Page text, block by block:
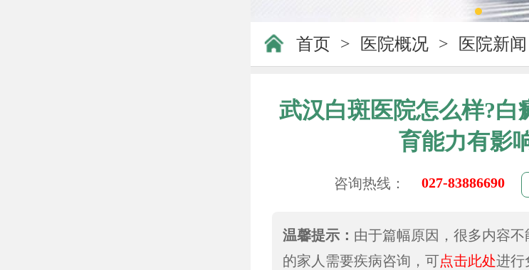
首页 > 医院概况 > 医院新闻
武汉白斑医院怎么样?白
育能力有影
咨询热线： 027-83886690
温馨提示： 由于篇幅原因，很多内容
的家人需要疾病咨询，可点击此处进行